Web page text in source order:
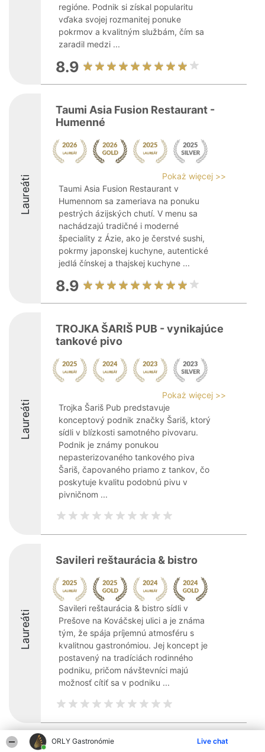
ORLY Gastronómie Live chat
regióne. Podnik si získal popularitu
vďaka svojej rozmanitej ponuke
pokrmov a kvalitným službám, čím sa
zaradil medzi ...
8.9
Laureáti
Taumi Asia Fusion Restaurant -
Humenné
Pokaż więcej >>
Taumi Asia Fusion Restaurant v
Humennom sa zameriava na ponuku
pestrých ázijských chutí. V menu sa
nachádzajú tradičné i moderné
špeciality z Ázie, ako je čerstvé sushi,
pokrmy japonskej kuchyne, autentické
jedlá čínskej a thajskej kuchyne ...
8.9
Laureáti
TROJKA ŠARIŠ PUB - vynikajúce
tankové pivo
Pokaż więcej >>
Trojka Šariš Pub predstavuje
konceptový podnik značky Šariš, ktorý
sídli v blízkosti samotného pivovaru.
Podnik je známy ponukou
nepasterizovaného tankového piva
Šariš, čapovaného priamo z tankov, čo
poskytuje kvalitu podobnú pivu v
pivničnom ...
Laureáti
Savileri reštaurácia & bistro
Savileri reštaurácia & bistro sídli v
Prešove na Kováčskej ulici a je známa
tým, že spája príjemnú atmosféru s
kvalitnou gastronómiou. Jej koncept je
postavený na tradíciách rodinného
podniku, pričom návštevníci majú
možnosť cítiť sa v podniku ...
Organizátor hodnotenia Hodnotenie Kontakt